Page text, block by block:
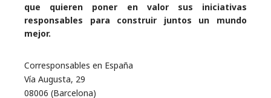
que quieren poner en valor sus iniciativas
responsables para construir juntos un mundo
mejor.
Corresponsables en España
Vía Augusta, 29
08006 (Barcelona)